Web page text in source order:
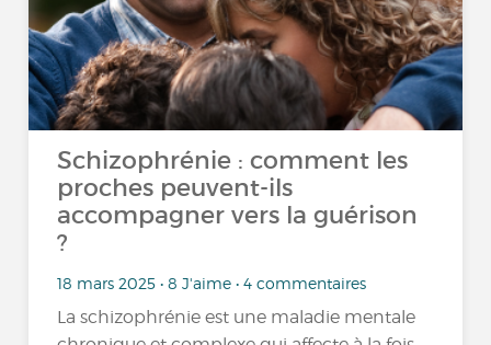
Schizophrénie : comment les
proches peuvent-ils
accompagner vers la guérison
?
18 mars 2025 • 8 J'aime • 4 commentaires
La schizophrénie est une maladie mentale